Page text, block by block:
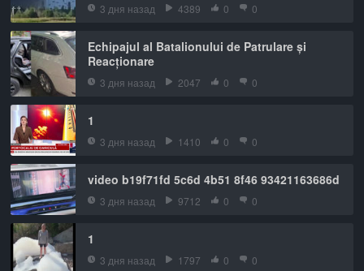
3 дня назад 4389 0 0
Echipajul al Batalionului de Patrulare și
Reacționare
3 дня назад 2047 0 0
1
3 дня назад 1410 0 0
video b19f71fd 5c6d 4b51 8f46 93421163686d
3 дня назад 9712 0 0
1
3 дня назад 1797 0 0